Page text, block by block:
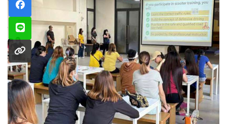
文
教
樂
活
居
家
生